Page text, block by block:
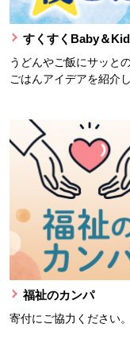
すくすくBaby＆
うどんやご飯にサッと
ごはんアイデアを紹介し
福祉のカンパ
寄付にご協力ください。